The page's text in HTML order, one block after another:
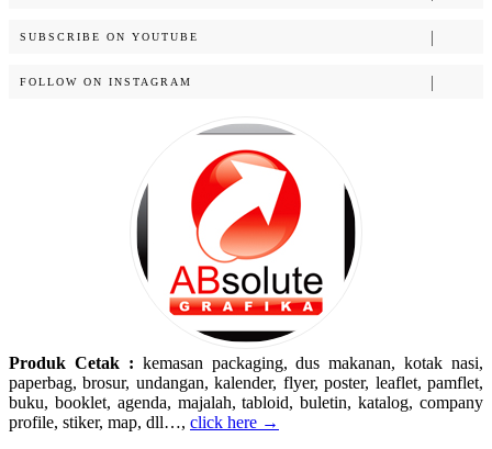
SUBSCRIBE ON YOUTUBE
FOLLOW ON INSTAGRAM
Produk Cetak : kemasan packaging, dus makanan, kotak nasi,
paperbag, brosur, undangan, kalender, flyer, poster, leaflet, pamflet,
buku, booklet, agenda, majalah, tabloid, buletin, katalog, company
profile, stiker, map, dll…, click here →